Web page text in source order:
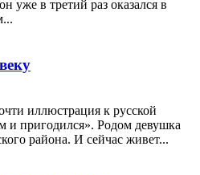
уже в третий раз оказался в
иллюстрация к русской
и пригодился». Родом девушка
района. И сейчас живет...